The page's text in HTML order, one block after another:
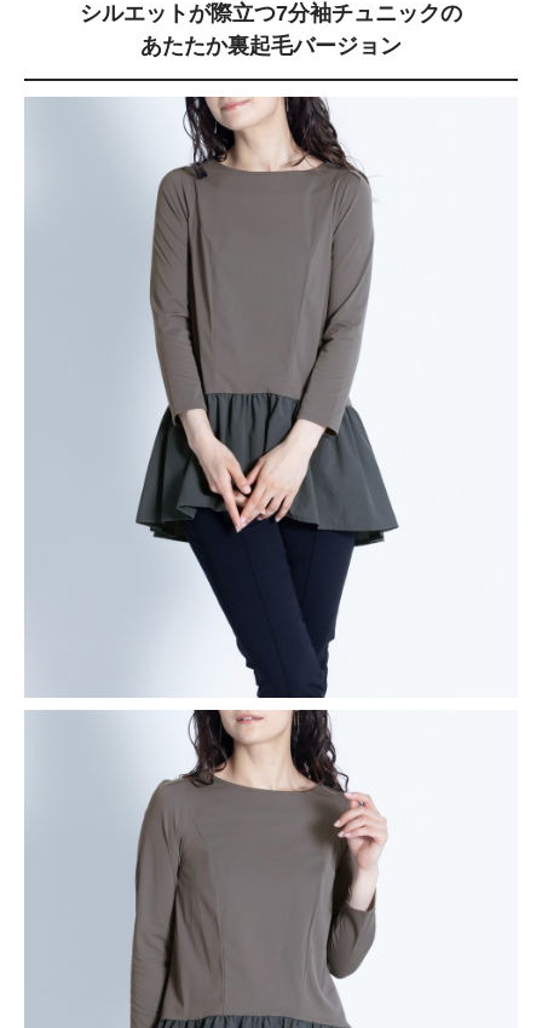
シルエットが際立つ7分袖チュニックの
あたたか裏起毛バージョン